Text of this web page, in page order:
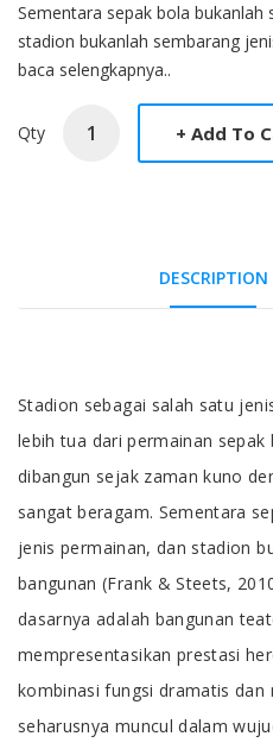
Sementara sepak bola bukanlah
stadion bukanlah sembarang
baca selengkapnya..
Qty
DESCRIPTION
Tab Article
Stadion sebagai salah satu
lebih tua dari permainan
dibangun sejak zaman kuno
sangat beragam. Sementara
jenis permainan, dan stadion
bangunan (Frank & Steets,
dasarnya adalah bangunan
mempresentasikan prestasi
kombinasi fungsi dramatis dan
seharusnya muncul dalam